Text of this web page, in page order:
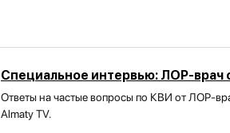
Специальное интервью: ЛОР-врач
Ответы на частые вопросы по КВИ от ЛОР-
Almaty TV.